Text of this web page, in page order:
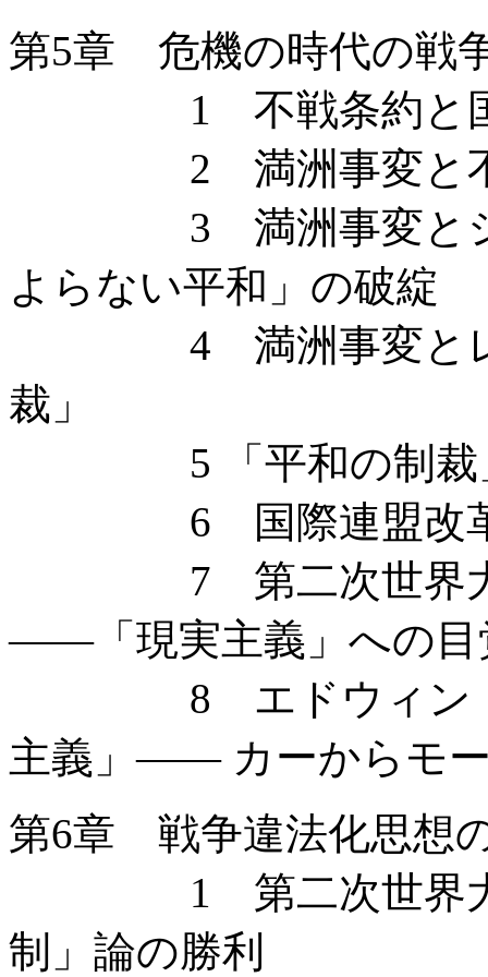
第5章 危機の時代の戦
1 不戦条約と国際
2 満洲事変と不
3 満洲事変とショ
よらない平和」の破綻
4 満洲事変とレヴ
裁」
5 「平和の制裁」
6 国際連盟改革
7 第二次世界大戦
——「現実主義」への目
8 エドウィン・M
主義」—— カーからモ
第6章 戦争違法化思想
1 第二次世界大戦
制」論の勝利